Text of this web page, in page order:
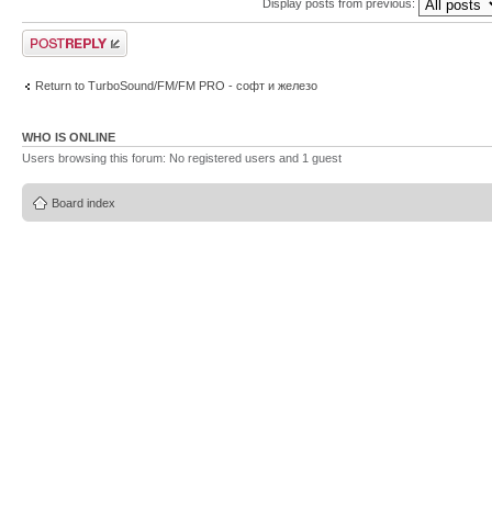
Display posts from previous:
Post a reply
Return to TurboSound/FM/FM PRO - софт и железо
WHO IS ONLINE
Users browsing this forum: No registered users and 1 guest
Board index